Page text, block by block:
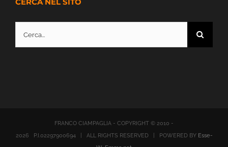
per:
FRANCO CIAMPAGLIA - COPYRIGHT © 2010 -
2026 P.I.02297900694 | ALL RIGHTS RESERVED | POWERED BY Esse-